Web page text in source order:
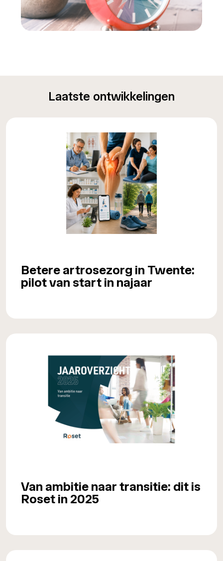
Laatste ontwikkelingen
Betere artrosezorg in Twente:
pilot van start in najaar
Van ambitie naar transitie: dit is
Roset in 2025